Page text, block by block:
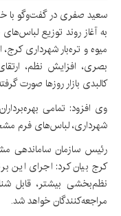
سعید صفری در گفت‌وگو با
به آغاز روند توزیع لباس‌های
میوه و تره‌بار شهرداری
بصری، افزایش نظم،
کالبدی بازار روزها صورت
وی افزود: تمامی
شهرداری، لباس‌های فرم
رئیس سازمان ساماندهی
کرج بیان کرد: اجرای این
نظم‌بخشی بیشتر، قابل
مراجعه‌کنندگان خواهد شد.